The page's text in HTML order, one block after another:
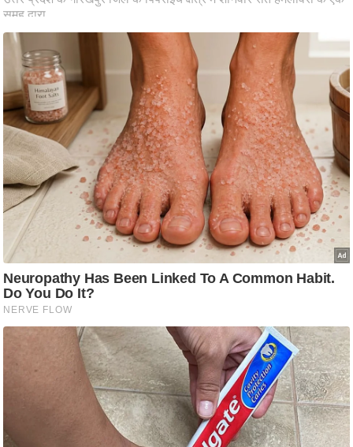
क्षा
ध
र्म
ज्यो
ति
ष
प्र
भु
म
हि
मा
/
ध
र्म
स्थ
ल